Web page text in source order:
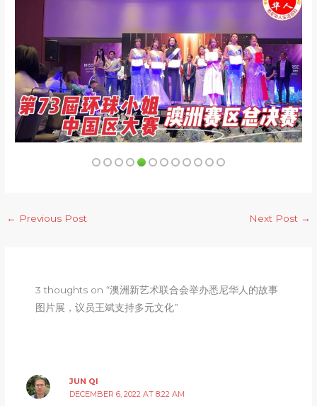
← Previous Post Next Post →
3 thoughts on “澳洲新艺术联合会举办悉尼华人的故事
图片展，议员王斌支持多元文化”
JUN QI
DECEMBER 6, 2022 AT 8:22 AM